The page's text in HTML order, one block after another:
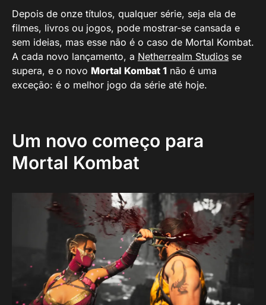
Depois de onze títulos, qualquer série, seja ela de
filmes, livros ou jogos, pode mostrar-se cansada e
sem ideias, mas esse não é o caso de Mortal Kombat.
A cada novo lançamento, a Netherrealm Studios se
supera, e o novo Mortal Kombat 1 não é uma
exceção: é o melhor jogo da série até hoje.
Um novo começo para
Mortal Kombat